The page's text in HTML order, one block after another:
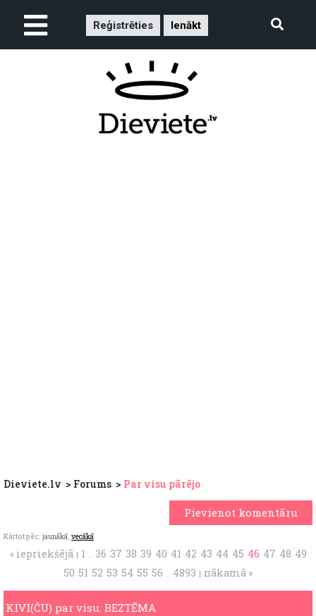
Reģistrēties Ienākt
Dieviete.lv Forums Par visu pārējo
Pievienot komentāru
Kārtot pēc: jaunākā, vecākā
« iepriekšējā 1 .. 36 37 38 39 40 41 42 43 44 45 46 47 48 49
50 51 52 53 54 55 56 .. 4893 nākamā »
KIVI(ČU) par visu. BEZTĒMA